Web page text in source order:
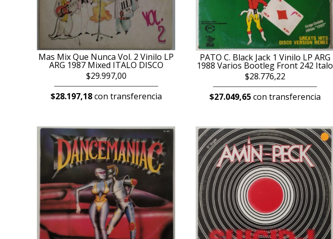
Mas Mix Que Nunca Vol. 2 Vinilo LP
ARG 1987 Mixed ITALO DISCO
$29.997,00
$28.197,18con transferencia
PATO C. Black Jack 1 Vinilo LP ARG
1988 Varios Bootleg Front 242 Italo
$28.776,22
$27.049,65con transferencia